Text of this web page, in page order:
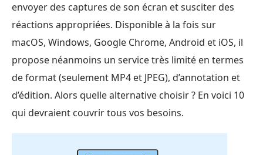
envoyer des captures de son écran et susciter des
réactions appropriées. Disponible à la fois sur
macOS, Windows, Google Chrome, Android et iOS, il
propose néanmoins un service très limité en termes
de format (seulement MP4 et JPEG), d’annotation et
d’édition. Alors quelle alternative choisir ? En voici 10
qui devraient couvrir tous vos besoins.